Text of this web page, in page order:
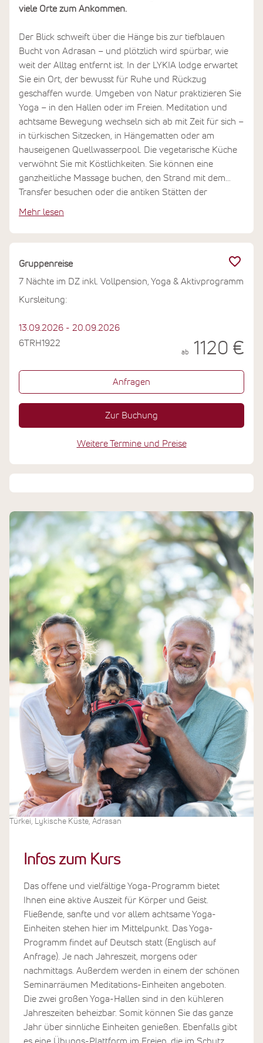
viele Orte zum Ankommen.
Der Blick schweift über die Hänge bis zur tiefblauen
Bucht von Adrasan – und plötzlich wird spürbar, wie
weit der Alltag entfernt ist. In der LYKIA lodge erwartet
Sie ein Ort, der bewusst für Ruhe und Rückzug
geschaffen wurde. Umgeben von Natur praktizieren Sie
Yoga – in den Hallen oder im Freien. Meditation und
achtsame Bewegung wechseln sich ab mit Zeit für sich –
in türkischen Sitzecken, in Hängematten oder am
hauseigenen Quellwasserpool. Die vegetarische Küche
verwöhnt Sie mit Köstlichkeiten. Sie können eine
ganzheitliche Massage buchen, den Strand mit dem
Transfer besuchen oder die antiken Stätten der
Sie entscheiden selbst, wie Sie Ihre Tage gestalten
Mehr lesen
Türkei, Lykische Küste, Adrasan
Infos zum Kurs
Das offene und vielfältige Yoga-Programm bietet
Ihnen eine aktive Auszeit für Körper und Geist.
Fließende, sanfte und vor allem achtsame Yoga-
Einheiten stehen hier im Mittelpunkt. Das Yoga-
Programm findet auf Deutsch statt (Englisch auf
Anfrage). Je nach Jahreszeit, morgens oder
nachmittags. Außerdem werden in einem der schönen
Seminarräumen Meditations-Einheiten angeboten.
Die zwei großen Yoga-Hallen sind in den kühleren
Jahreszeiten beheizbar. Somit können Sie das ganze
Jahr über sinnliche Einheiten genießen. Ebenfalls gibt
Gruppenreise
7 Nächte im DZ inkl. Vollpension, Yoga & Aktivprogramm
Kursleitung:
13.09.2026 - 20.09.2026
6TRH1922
ab 1120 €
Anfragen
Zur Buchung
Weitere Termine und Preise